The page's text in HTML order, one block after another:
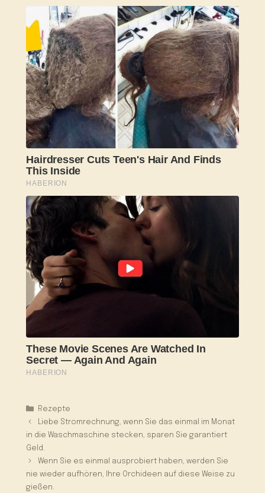
Kategorien
Rezepte
Liebe Stromrechnung, wenn Sie das einmal im Monat
in die Waschmaschine stecken, sparen Sie garantiert
Geld.
Wenn Sie es einmal ausprobiert haben, werden Sie
nie wieder aufhören, Ihre Orchideen auf diese Weise zu
gießen.